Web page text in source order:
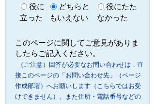
役に
立った
どちらと
もいえない
役にたた
なかった
このページに関してご意見がありま
したらご記入ください。
（ご注意）回答が必要なお問い合わせは，直
接このページの「お問い合わせ先」（ページ
作成部署）へお願いします（こちらではお受
けできません）。また住所・電話番号などの